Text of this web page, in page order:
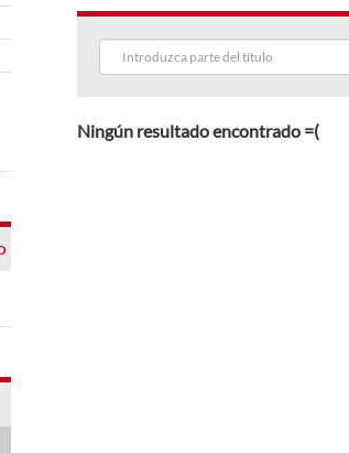
Ningún resultado encontrado =(